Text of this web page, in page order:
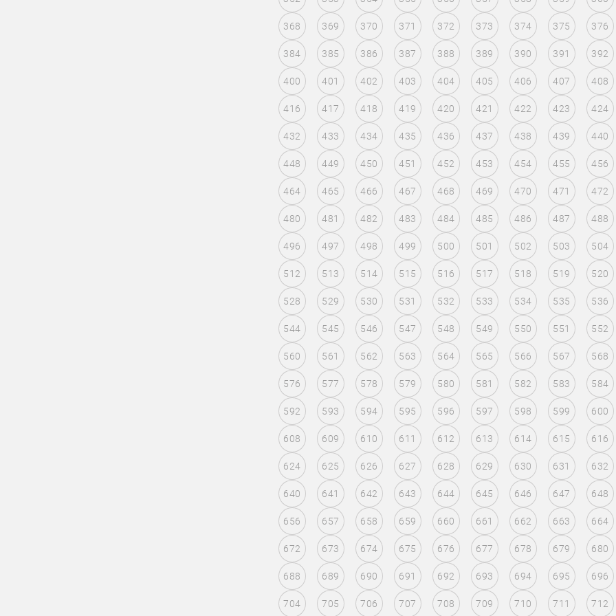
368 369 370 371 372 373 374 375 376
384 385 386 387 388 389 390 391 392
400 401 402 403 404 405 406 407 408
416 417 418 419 420 421 422 423 424
432 433 434 435 436 437 438 439 440
448 449 450 451 452 453 454 455 456
464 465 466 467 468 469 470 471 472
480 481 482 483 484 485 486 487 488
496 497 498 499 500 501 502 503 504
512 513 514 515 516 517 518 519 520
528 529 530 531 532 533 534 535 536
544 545 546 547 548 549 550 551 552
560 561 562 563 564 565 566 567 568
576 577 578 579 580 581 582 583 584
592 593 594 595 596 597 598 599 600
608 609 610 611 612 613 614 615 616
624 625 626 627 628 629 630 631 632
640 641 642 643 644 645 646 647 648
656 657 658 659 660 661 662 663 664
672 673 674 675 676 677 678 679 680
688 689 690 691 692 693 694 695 696
704 705 706 707 708 709 710 711 712